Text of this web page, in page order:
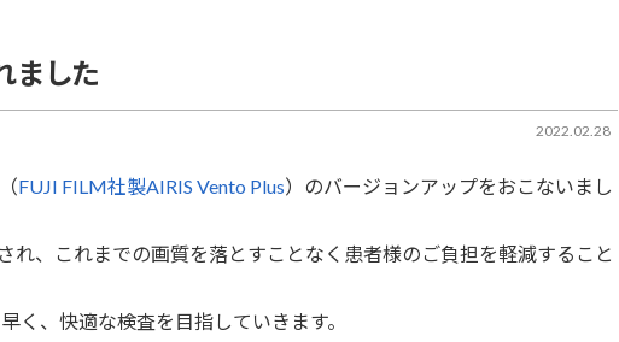
2022.02.28
ました
FUJI FILM社製AIRIS Vento Plus）のバージョンアップをおこないまし
れ、これまでの画質を落とすことなく患者様のご負担を軽減すること
く、快適な検査を目指していきます。